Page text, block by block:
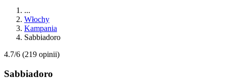
...
Włochy
Kampania
Sabbiadoro
4.7/6 (219 opinii)
Sabbiadoro